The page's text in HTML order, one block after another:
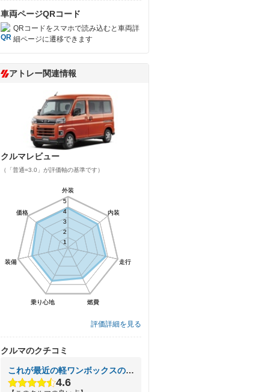
車両ページQRコード
QRコードをスマホで読み込むと車両詳
細ページに遷移できます
アトレー関連情報
クルマレビュー
（「普通=3.0」が評価軸の基準です）
外装
内装
走行
燃費
乗り心地
装備
価格
1
2
3
4
5
外装
内装
走行
燃費
乗り心地
装備
価格
1
2
3
4
5
評価詳細を見る
クルマのクチコミ
これが最近の軽ワンボックスの商用車か？と思える程豪華
4.6